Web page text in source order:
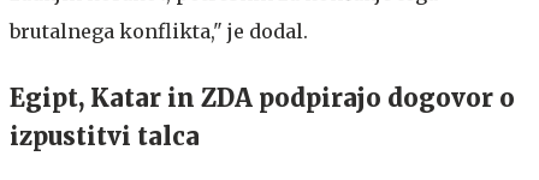
brutalnega konflikta," je dodal.
Egipt, Katar in ZDA podpirajo dogovor o
izpustitvi talca